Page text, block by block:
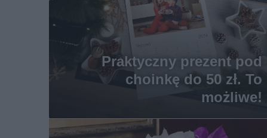
Praktyczny prezent pod
choinkę do 50 zł. To
możliwe!